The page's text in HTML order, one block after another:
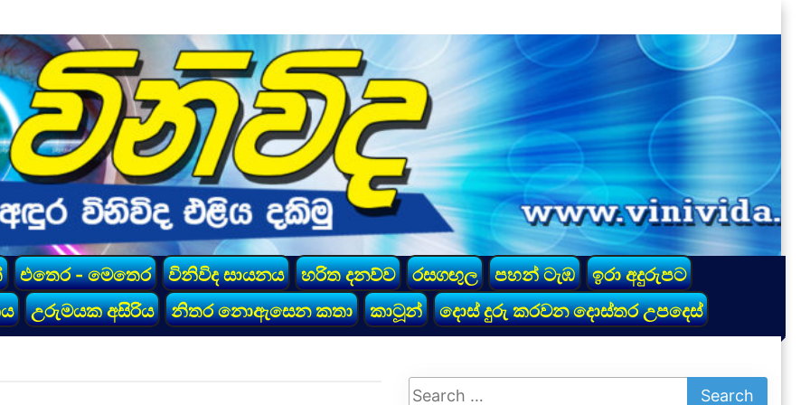
එතෙර - මෙතෙර විනිවිද සායනය හරිත දනව්ව රසගඟුල පහන් ටැඹ
ඉරා අදුරුපට
උරුමයක අසිරිය නිතර නොඇසෙන කතා කාටූන් දොස් දුරු කරවන දොස්තර උපදෙස්